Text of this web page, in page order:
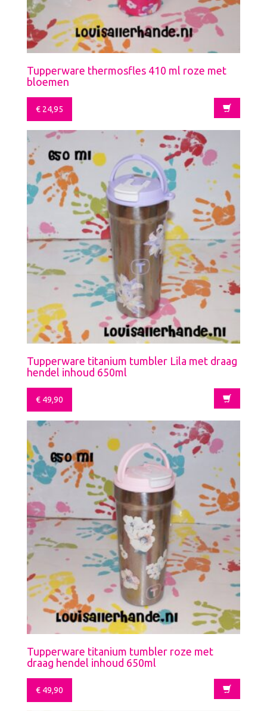
Tupperware thermosfles 410 ml roze met
bloemen
€ 24,95
Tupperware titanium tumbler Lila met draag
hendel inhoud 650ml
€ 49,90
Tupperware titanium tumbler roze met
draag hendel inhoud 650ml
€ 49,90